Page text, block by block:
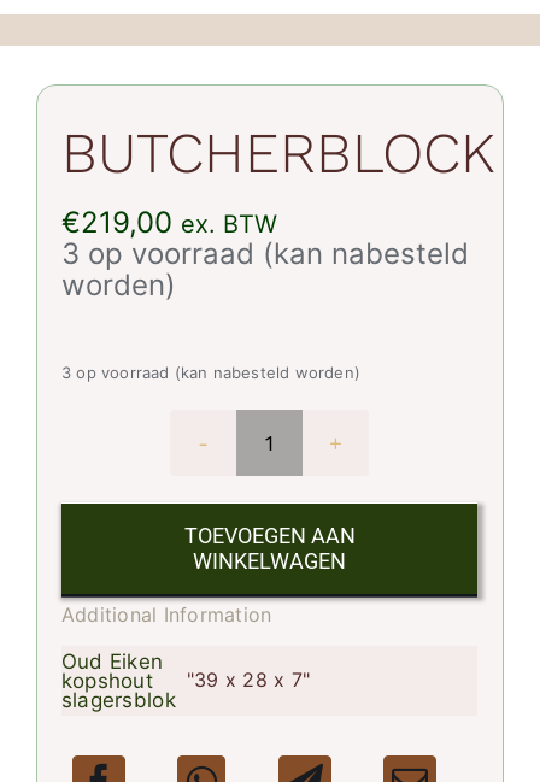
BUTCHERBLOCK
€219,00 ex. BTW
3 op voorraad (kan nabesteld
worden)
3 op voorraad (kan nabesteld worden)
aantal
TOEVOEGEN AAN
WINKELWAGEN
Additional Information
Oud Eiken
kopshout
slagersblok
"39 x 28 x 7"